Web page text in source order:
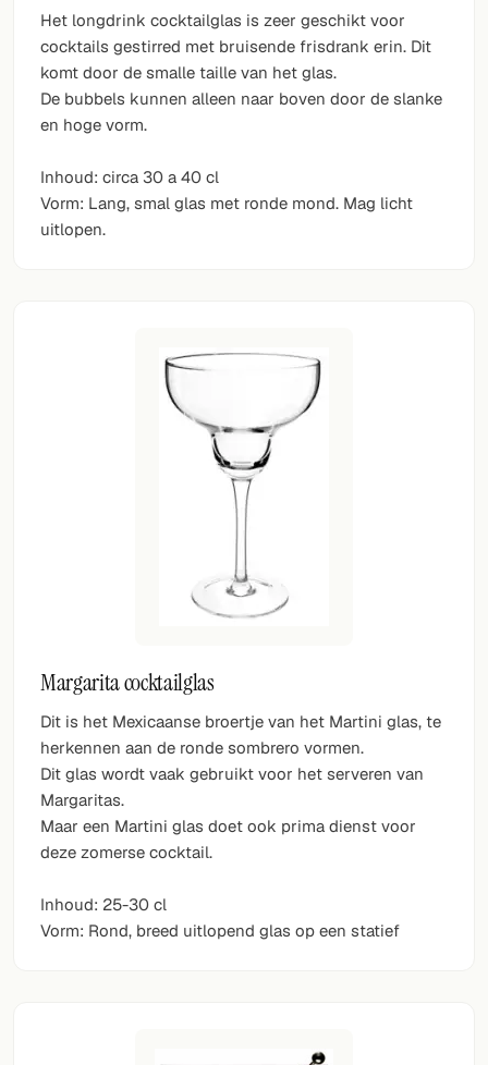
Het longdrink cocktailglas is zeer geschikt voor
cocktails gestirred met bruisende frisdrank erin. Dit
komt door de smalle taille van het glas.
De bubbels kunnen alleen naar boven door de slanke
en hoge vorm.
Inhoud: circa 30 a 40 cl
Vorm: Lang, smal glas met ronde mond. Mag licht
uitlopen.
Margarita cocktailglas
Dit is het Mexicaanse broertje van het Martini glas, te
herkennen aan de ronde sombrero vormen.
Dit glas wordt vaak gebruikt voor het serveren van
Margaritas.
Maar een Martini glas doet ook prima dienst voor
deze zomerse cocktail.
Inhoud: 25-30 cl
Vorm: Rond, breed uitlopend glas op een statief